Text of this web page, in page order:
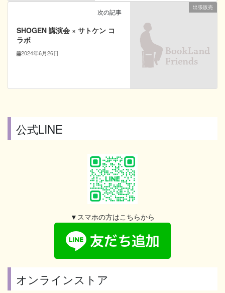
出張販売
次の記事
SHOGEN 講演会 × サトケン コ
ラボ
2024年6月26日
公式LINE
▼スマホの方はこちらから
オンラインストア